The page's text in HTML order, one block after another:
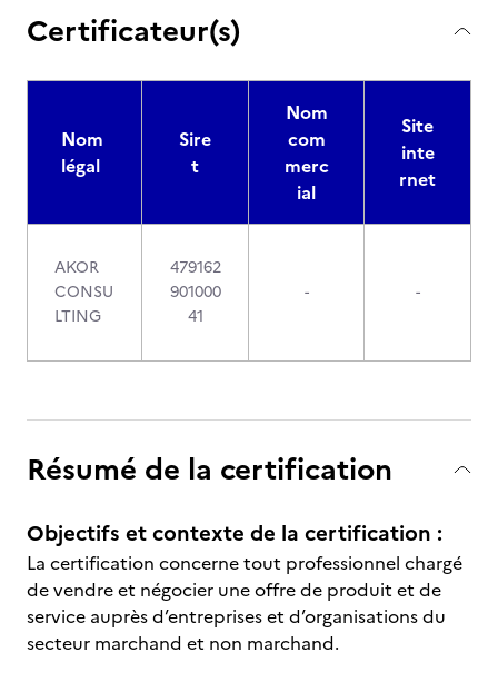
Certificateur(s)
Nom
légal
Sire
t
Nom
com
merc
ial
Site
inte
rnet
AKOR
CONSU
LTING
479162
901000
41
- -
Résumé de la certification
Objectifs et contexte de la certification :
La certification concerne tout professionnel chargé
de vendre et négocier une offre de produit et de
service auprès d’entreprises et d’organisations du
secteur marchand et non marchand.